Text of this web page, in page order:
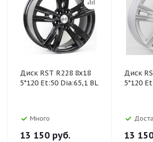
Диск RST R228 8x18
5*120 Et:50 Dia:65,1 BL
Много
13 150 руб.
Диск
5*120
13